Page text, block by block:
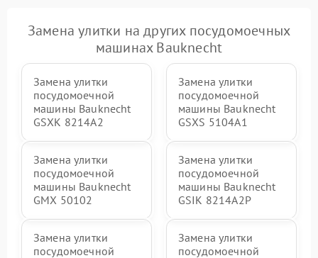
Замена улитки на других посудомоечных
машинах Bauknecht
Замена улитки
посудомоечной
машины Bauknecht
GSXK 8214A2
Замена улитки
посудомоечной
машины Bauknecht
GSXS 5104A1
Замена улитки
посудомоечной
машины Bauknecht
GMX 50102
Замена улитки
посудомоечной
машины Bauknecht
GSIK 8214A2P
Замена улитки
посудомоечной
Замена улитки
посудомоечной